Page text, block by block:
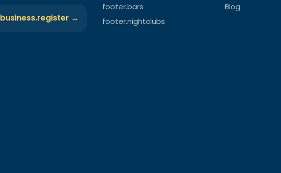
business.register →
footer.bars
footer.nightclubs
Blog